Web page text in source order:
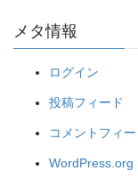
メタ情報
ログイン
投稿フィード
コメントフィー
WordPress.org